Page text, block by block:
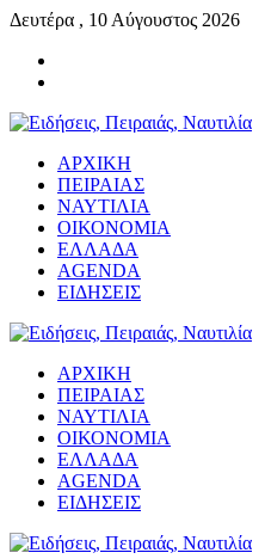
Δευτέρα , 10 Αύγουστος 2026
ΑΡΧΙΚΗ
ΠΕΙΡΑΙΑΣ
ΝΑΥΤΙΛΙΑ
ΟΙΚΟΝΟΜΙΑ
ΕΛΛΑΔΑ
AGENDA
ΕΙΔΗΣΕΙΣ
ΑΡΧΙΚΗ
ΠΕΙΡΑΙΑΣ
ΝΑΥΤΙΛΙΑ
ΟΙΚΟΝΟΜΙΑ
ΕΛΛΑΔΑ
AGENDA
ΕΙΔΗΣΕΙΣ